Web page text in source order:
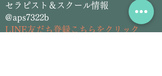
セラピスト＆スクール情報
@aps7322b
LINE友だち登録こちらをクリック